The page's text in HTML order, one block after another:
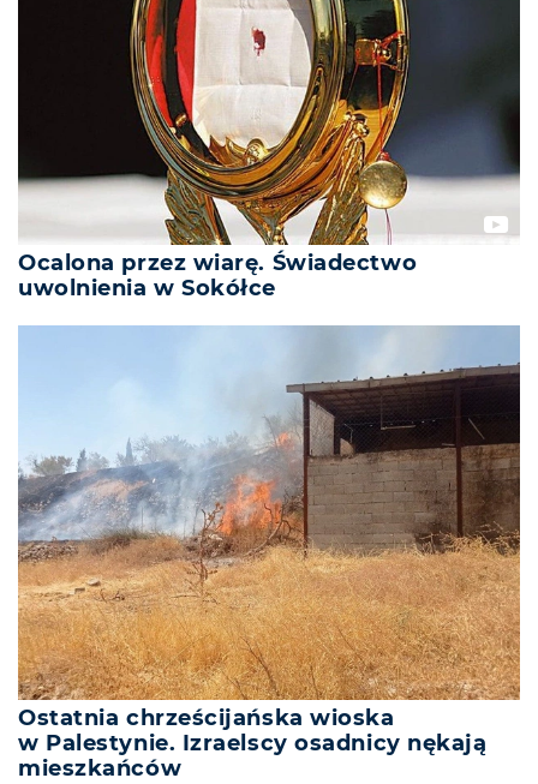
Ocalona przez wiarę. Świadectwo
uwolnienia w Sokółce
Ostatnia chrześcijańska wioska
w Palestynie. Izraelscy osadnicy nękają
mieszkańców